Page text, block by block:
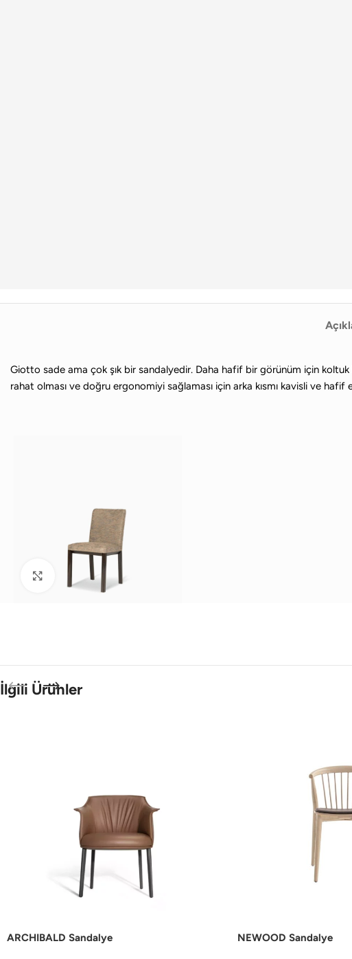
Giotto sade ama çok şık bir sandalyedir. Daha hafif bir görünüm için koltuk
rahat olması ve doğru ergonomiyi sağlaması için arka kısmı kavisli ve
Büyütmek için tıklayın
İlgili Ürünler
ARCHIBALD Sandalye NEWOOD Sandalye